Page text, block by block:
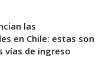
las
en Chile: estas son
vías de ingreso